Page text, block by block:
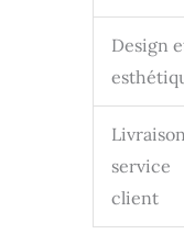
Design
service
client